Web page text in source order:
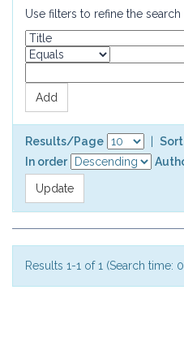
Use filters to refine the search
Results/Page
In order
Results 1-1 of 1 (Search time: